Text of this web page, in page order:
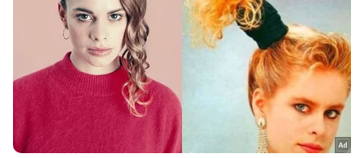
Newsഅറിയാൻ എപ്പോഴും ഏഷ്യാനെറ്റ്
ന്യൂസ് വാർത്തകൾ.
Malayalam News
തത്സമയ അപ്‌ഡേറ്റുകളും ആഴത്തിലുള്ള
വിശകലനവും സമഗ്രമായ റിപ്പോർട്ടിംഗും —
എല്ലാം ഒരൊറ്റ സ്ഥലത്ത്. ഏത് സമയത്തും,
എവിടെയും വിശ്വസനീയമായ വാർത്തകൾ
ലഭിക്കാൻ
Asianet News Malayalam